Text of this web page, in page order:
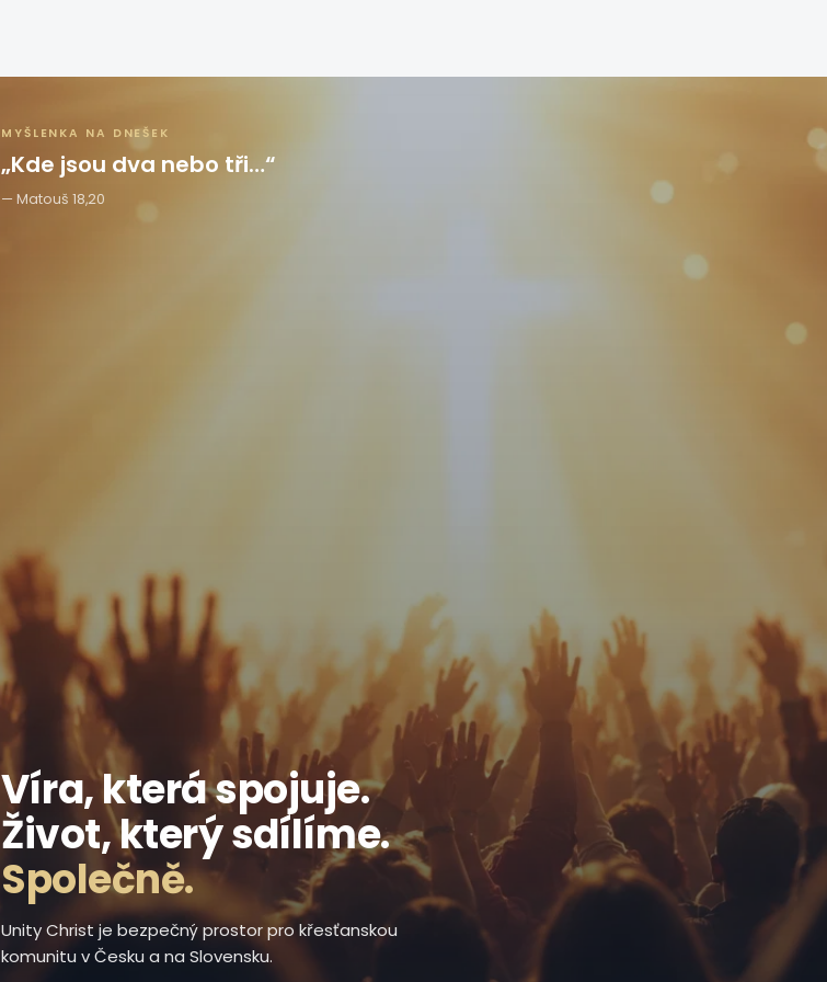
Víra, která spojuje.
Život, který sdílíme.
Společně.
Unity Christ je bezpečný prostor pro křesťanskou
komunitu v Česku a na Slovensku.
MYŠLENKA NA DNEŠEK
„Kde jsou dva nebo tři…“
Matouš 18,20